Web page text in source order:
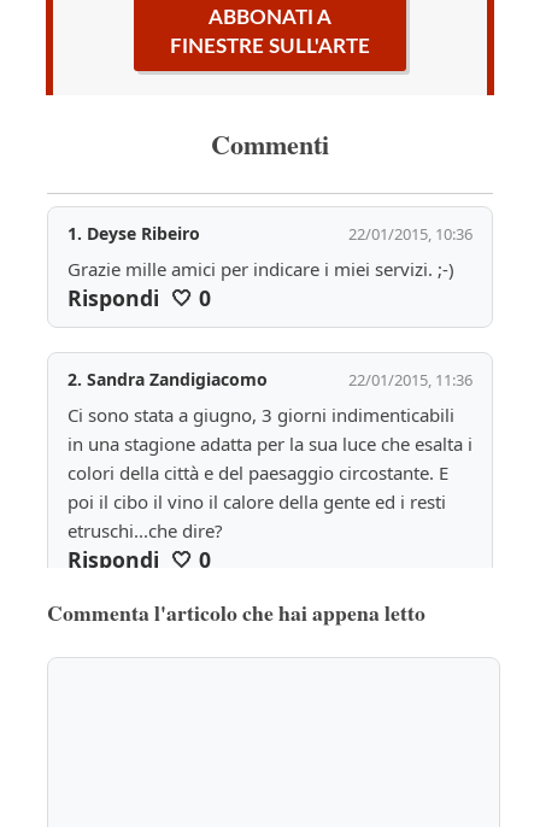
ABBONATI A
FINESTRE SULL'ARTE
Commenti
1. Deyse Ribeiro 22/01/2015, 10:36
Grazie mille amici per indicare i miei servizi. ;-)
Rispondi 🤍 0
2. Sandra Zandigiacomo 22/01/2015, 11:36
Ci sono stata a giugno, 3 giorni indimenticabili
in una stagione adatta per la sua luce che esalta i
colori della città e del paesaggio circostante. E
poi il cibo il vino il calore della gente ed i resti
etruschi...che dire?
Rispondi 🤍 0
Commenta l'articolo che hai appena letto